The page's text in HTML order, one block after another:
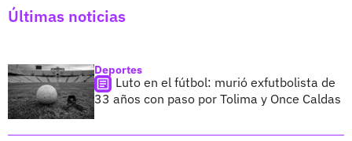
Últimas noticias
Deportes
Luto en el fútbol: murió exfutbolista de
33 años con paso por Tolima y Once Caldas